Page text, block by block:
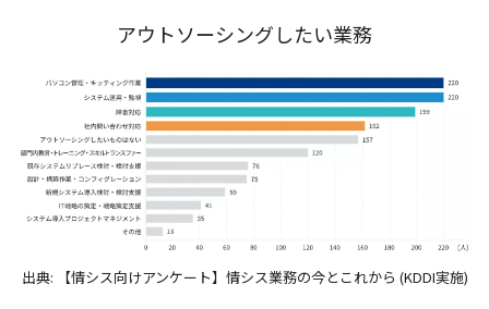
アウトソーシングしたい業務
出典: 【情シス向けアンケート】情シス業務の今とこれから (KDDI実施)